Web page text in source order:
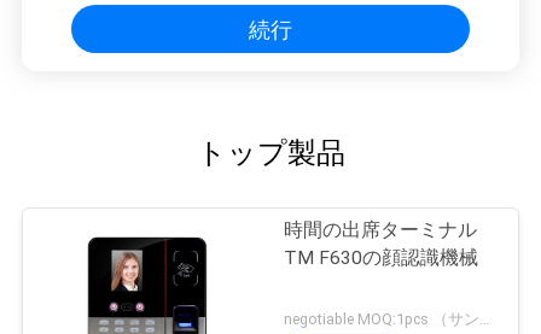
続行
トップ製品
時間の出席ターミナル
TM F630の顔認識機械
negotiable MOQ:1pcs （サンプル）